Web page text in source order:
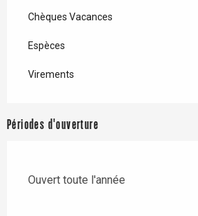
Chèques Vacances
Espèces
Virements
Périodes d'ouverture
Ouvert toute l'année